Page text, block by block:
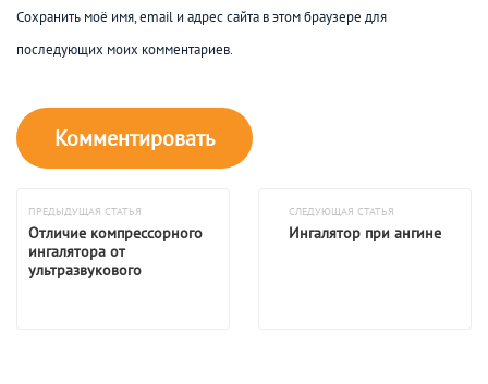
Сохранить моё имя, email и адрес сайта в этом браузере для
последующих моих комментариев.
ПРЕДЫДУЩАЯ СТАТЬЯ
Отличие компрессорного
ингалятора от
ультразвукового
СЛЕДУЮЩАЯ СТАТЬЯ
Ингалятор при ангине